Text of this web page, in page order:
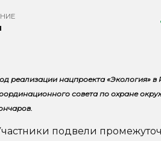
реализации нацпроекта «Экология»
совета по охране
подвели